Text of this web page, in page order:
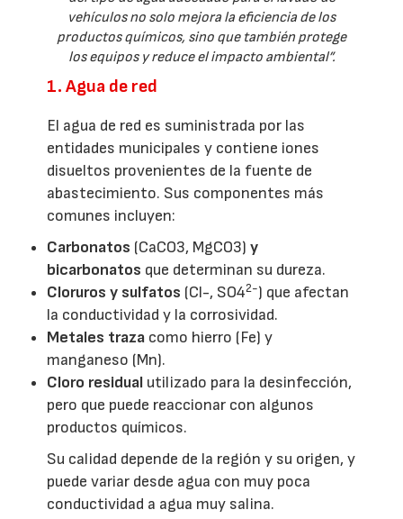
vehículos no solo mejora la eficiencia de los
productos químicos, sino que también protege
los equipos y reduce el impacto ambiental”.
1. Agua de red
El agua de red es suministrada por las
entidades municipales y contiene iones
disueltos provenientes de la fuente de
abastecimiento. Sus componentes más
comunes incluyen:
Carbonatos (CaCO3, MgCO3)y
bicarbonatos que determinan su dureza.
Cloruros y sulfatos (Cl-, SO42-) que afectan
la conductividad y la corrosividad.
Metales traza como hierro (Fe) y
manganeso (Mn).
Cloro residual utilizado para la desinfección,
pero que puede reaccionar con algunos
productos químicos.
Su calidad depende de la región y su origen, y
puede variar desde agua con muy poca
conductividad a agua muy salina.